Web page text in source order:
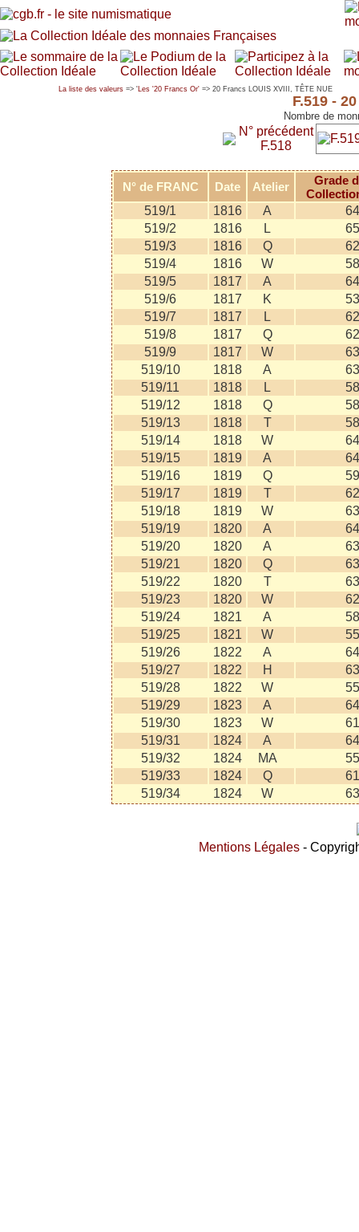
La liste des valeurs => 'Les '20 Francs Or' => 20 Francs LOUIS XVIII, TÊTE NUE
F.519 -
Nombre de
N° précédent
F.518
N° de FRANC Date Atelier
Grade
519/1
1816 A
64
519/2
1816 L
65
519/3
1816 Q
62
519/4
1816 W
58
519/5
1817 A
64
519/6
1817 K
53
519/7
1817 L
62
519/8
1817 Q
62
519/9
1817 W
63
519/10
1818 A
63
519/11
1818 L
58
519/12
1818 Q
58
519/13
1818 T
58
519/14
1818 W
64
519/15
1819 A
64
519/16
1819 Q
59
519/17
1819 T
62
519/18
1819 W
63
519/19
1820 A
64
519/20
1820 A
63
519/21
1820 Q
63
519/22
1820 T
63
519/23
1820 W
62
519/24
1821 A
58
519/25
1821 W
55
519/26
1822 A
64
519/27
1822 H
63
519/28
1822 W
55
519/29
1823 A
64
519/30
1823 W
61
519/31
1824 A
64
519/32
1824 MA
55
519/33
1824 Q
61
519/34
1824 W 63
Mentions Légales -